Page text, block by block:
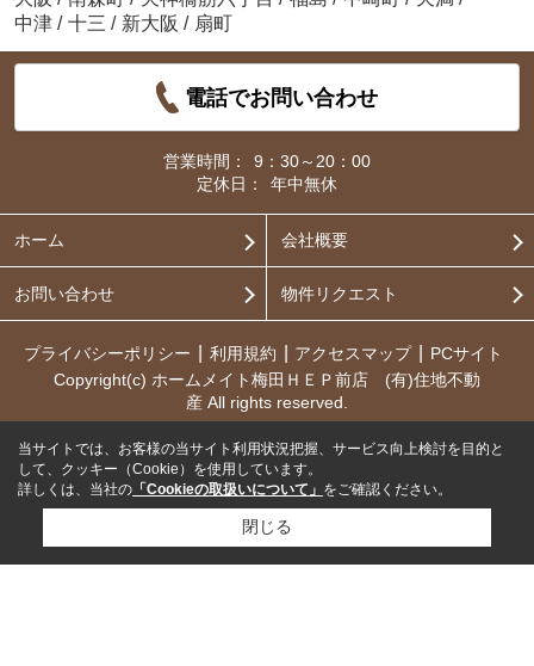
中津 / 十三 / 新大阪 / 扇町
電話でお問い合わせ
営業時間：
9：30～20：00
定休日：
年中無休
ホーム 会社概要
お問い合わせ 物件リクエスト
プライバシーポリシー 利用規約 アクセスマップ
PCサイト
Copyright(c) ホームメイト梅田ＨＥＰ前店 (有)住地不動
産 All rights reserved.
当サイトでは、お客様の当サイト利用状況把握、サービス向上検討を目的と
して、クッキー（Cookie）を使用しています。
詳しくは、当社の 「Cookieの取扱いについて」 をご確認ください。
閉じる